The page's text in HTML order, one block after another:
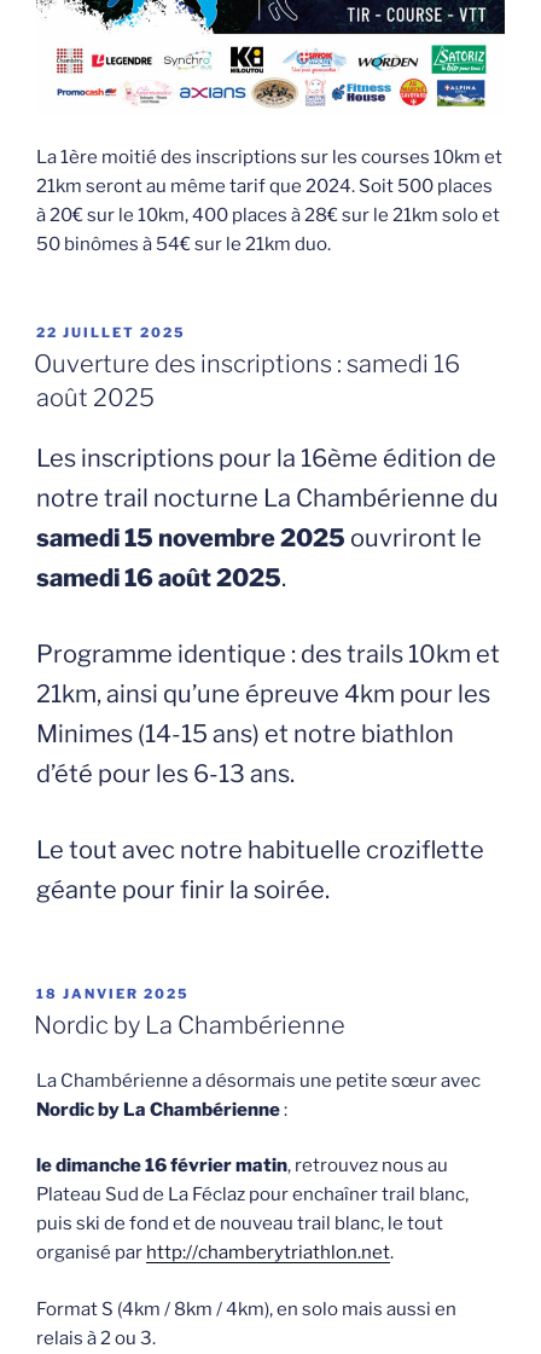
La 1ère moitié des inscriptions sur les courses 10km et
21km seront au même tarif que 2024. Soit 500 places
à 20€ sur le 10km, 400 places à 28€ sur le 21km solo et
50 binômes à 54€ sur le 21km duo.
PUBLIÉ
LE
22 JUILLET 2025
Ouverture des inscriptions : samedi 16
août 2025
Les inscriptions pour la 16ème édition de
notre trail nocturne La Chambérienne du
samedi 15 novembre 2025 ouvriront le
samedi 16 août 2025.
Programme identique : des trails 10km et
21km, ainsi qu’une épreuve 4km pour les
Minimes (14-15 ans) et notre biathlon
d’été pour les 6-13 ans.
Le tout avec notre habituelle croziflette
géante pour finir la soirée.
PUBLIÉ
LE
18 JANVIER 2025
Nordic by La Chambérienne
La Chambérienne a désormais une petite sœur avec
Nordic by La Chambérienne:
le dimanche 16 février matin, retrouvez nous au
Plateau Sud de La Féclaz pour enchaîner trail blanc,
puis ski de fond et de nouveau trail blanc, le tout
organisé par http://chamberytriathlon.net.
Format S (4km / 8km / 4km), en solo mais aussi en
relais à 2 ou 3.